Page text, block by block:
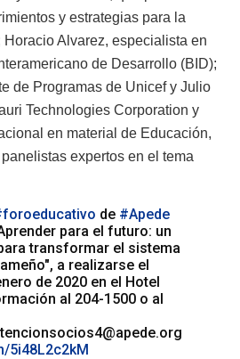
y estrategias para la
Alvarez, especialista en
de Desarrollo (BID);
de Programas de Unicef y Julio
Technologies Corporation y
en material de Educación,
expertos en el tema
de #Apede
para el futuro: un
transformar el sistema
a realizarse el
de 2020 en el Hotel
al 204-1500 o al
5i48L2c2kM